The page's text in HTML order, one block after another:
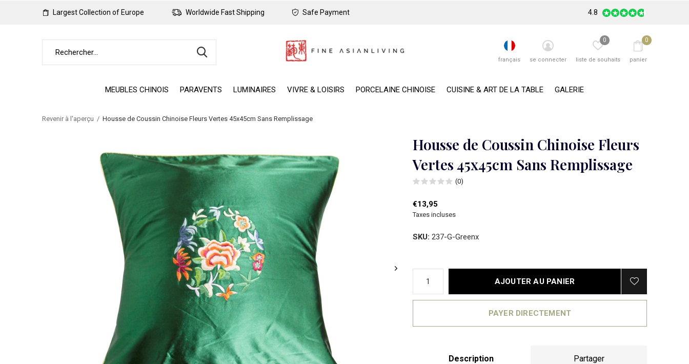
MEUBLES CHINOIS PARAVENTS LUMINAIRES VIVRE & LOISIRS PORCELAINE CHINOISE CUISINE & ART DE LA TABLE GALERIE
français se connecter liste de souhaits
0
panier
0
Largest Collection of Europe Worldwide Fast Shipping Safe Payment 4.8
Revenir à l'aperçu Housse de Coussin Chinoise Fleurs Vertes 45x45cm Sans Remplissage
Housse de Coussin Chinoise Fleurs
Vertes 45x45cm Sans Remplissage
(0)
€13,95
Taxes incluses
SKU: 237-G-Greenx
AJOUTER AU PANIER
PAYER DIRECTEMENT
Description Partager